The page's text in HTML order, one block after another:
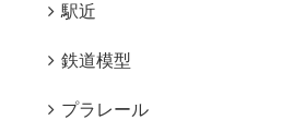
駅近
鉄道模型
プラレール